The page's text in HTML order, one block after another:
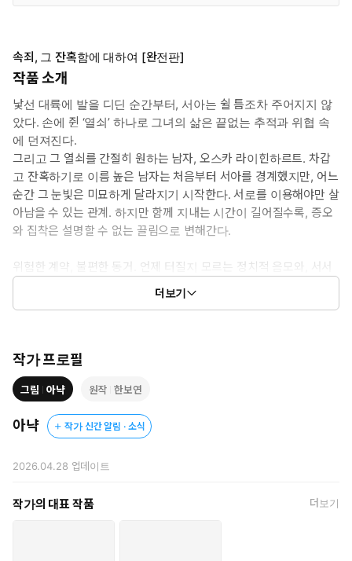
속죄, 그 잔혹함에 대하여 [완전판]
작품 소개
낯선 대륙에 발을 디딘 순간부터, 서아는 쉴 틈조차 주어지지 않
았다. 손에 쥔 ‘열쇠’ 하나로 그녀의 삶은 끝없는 추적과 위협 속
에 던져진다.
그리고 그 열쇠를 간절히 원하는 남자, 오스카 라이힌하르트. 차갑
고 잔혹하기로 이름 높은 남자는 처음부터 서아를 경계했지만, 어느
순간 그 눈빛은 미묘하게 달라지기 시작한다. 서로를 이용해야만 살
아남을 수 있는 관계. 하지만 함께 지내는 시간이 길어질수록, 증오
와 집착은 설명할 수 없는 끌림으로 변해간다.
위험한 계약, 불편한 동거. 언제 터질지 모르는 정치적 음모와, 서서
히 번져가는 금지된 감정. 두 사람의 곁에는 또 다른 이의 그림자까
지 드리워져, 그들의 마음을 더욱 흔든다.
는 치명적인 매혹.
‘속죄, 그 잔혹함에 대하여’
증오와 사랑, 속죄와 배신이 뒤엉킨 끝에서, 과연 누가 살아남을
더보기
작가 프로필
그림 아냑 원작 한보연
아냑 작가 신간 알림 · 소식
2026.04.28 업데이트
작가의 대표 작품 더보기